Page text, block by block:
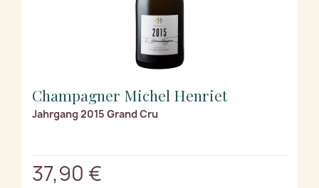
Champagner Michel Henriet
Jahrgang 2015 Grand Cru
37,90 €